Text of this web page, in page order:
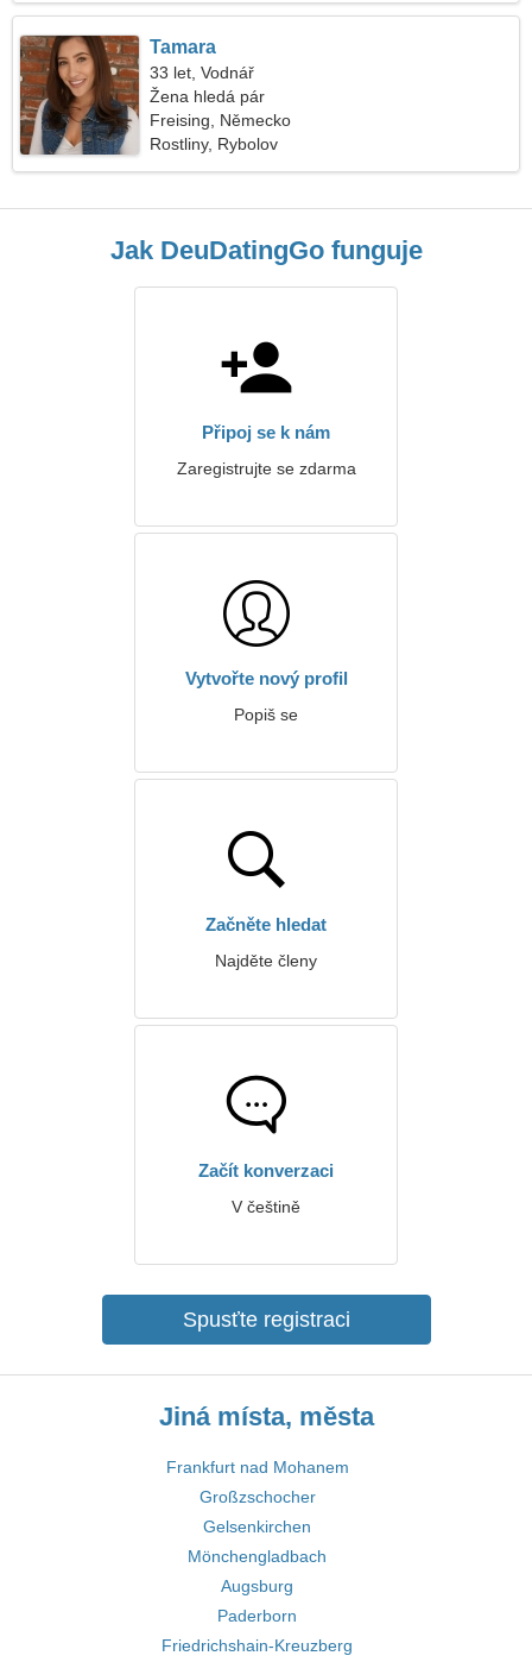
Tamara
33 let, Vodnář
Žena hledá pár
Freising, Německo
Rostliny, Rybolov
Jak DeuDatingGo funguje
Připoj se k nám
Zaregistrujte se zdarma
Vytvořte nový profil
Popiš se
Začněte hledat
Najděte členy
Začít konverzaci
V češtině
Spusťte registraci
Jiná místa, města
Frankfurt nad Mohanem
Großzschocher
Gelsenkirchen
Mönchengladbach
Augsburg
Paderborn
Friedrichshain-Kreuzberg